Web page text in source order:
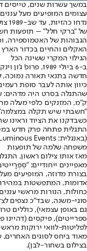
במשך עשרות שנים, טייסים
של "ברקי חלל" – תופעות
הגבוהות של האטמוספירה,
האקלים והחיים בכדור
הגילוי המקרי ששינה הכל
ב-6 ביולי 1989,
חדשה בתנאי תאורה נמוכה,
כיוון אותה לעבר סופת
ק"מ, המזנקים כלפי מעלה
"חשבתי שיש תקלה במצלמה",
כשבדקנו את הציוד וראינו
התגלית פתחה פרק חדש
(באנגלית: Transient Luminous Events, או בר”ת TLEs).
משפחה שלמה של תופעות
מאז אותו צילום ראשון,
מאפיינים ייחודיים:
בצורת מדוזה, המופיעים
אדומות, המתפשטות
כחולות, הנורות מראשי
סוגי-משנה, שבד"כ נצפים
גם באופן עצמאי), כוללים
ספרייטים), פּיקסים (דהיינו
לפליטות-לוואי ירוקות
מאוד ביחס לסוגים
בצילום בשחור-לבן).